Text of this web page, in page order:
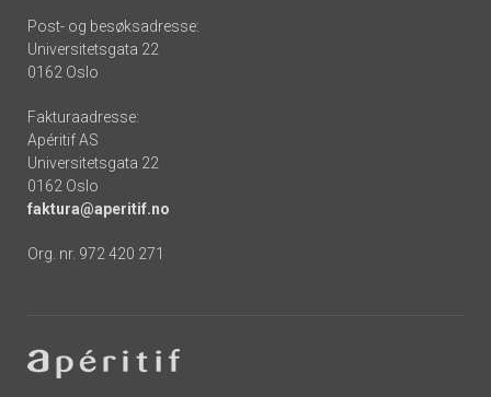
Post- og besøksadresse:
Universitetsgata 22
0162 Oslo
Fakturaadresse:
Apéritif AS
Universitetsgata 22
0162 Oslo
faktura@aperitif.no
Org. nr. 972 420 271
-